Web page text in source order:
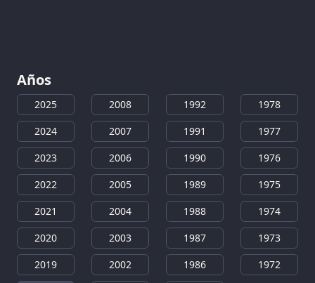
Años
2025
2024
2023
2022
2021
2020
2019
2008
2007
2006
2005
2004
2003
2002
1992
1991
1990
1989
1988
1987
1986
1978
1977
1976
1975
1974
1973
1972